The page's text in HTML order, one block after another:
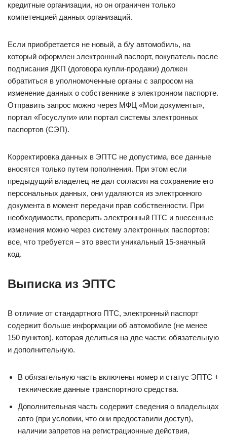
кредитные организации, но он ограничен только
компетенцией данных организаций.
Если приобретается не новый, а б/у автомобиль, на
который оформлен электронный паспорт, покупатель после
подписания ДКП (договора купли-продажи) должен
обратиться в уполномоченные органы с запросом на
изменение данных о собственнике в электронном паспорте.
Отправить запрос можно через МФЦ «Мои документы»,
портал «Госуслуги» или портал системы электронных
паспортов (СЭП).
Корректировка данных в ЭПТС не допустима, все данные
вносятся только путем пополнения. При этом если
предыдущий владелец не дал согласия на сохранение его
персональных данных, они удаляются из электронного
документа в момент передачи прав собственности. При
необходимости, проверить электронный ПТС и внесенные
изменения можно через систему электронных паспортов:
все, что требуется – это ввести уникальный 15-значный
код.
Выписка из ЭПТС
В отличие от стандартного ПТС, электронный паспорт
содержит больше информации об автомобиле (не менее
150 пунктов), которая делиться на две части: обязательную
и дополнительную.
В обязательную часть включены номер и статус ЭПТС +
технические данные транспортного средства.
Дополнительная часть содержит сведения о владельцах
авто (при условии, что они предоставили доступ),
наличии запретов на регистрационные действия,